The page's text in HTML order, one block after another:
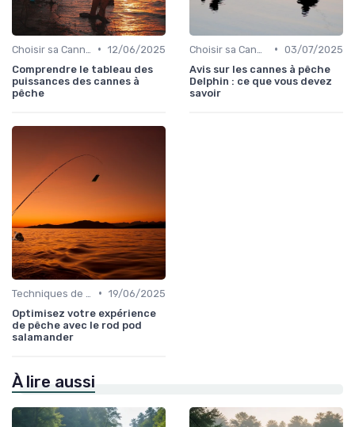
• 12/06/2025
Comprendre le tableau des
puissances des cannes à
pêche
• 03/07/2025
Avis sur les cannes à pêche
Delphin : ce que vous devez
savoir
• 19/06/2025
Optimisez votre expérience
de pêche avec le rod pod
salamander
À lire aussi